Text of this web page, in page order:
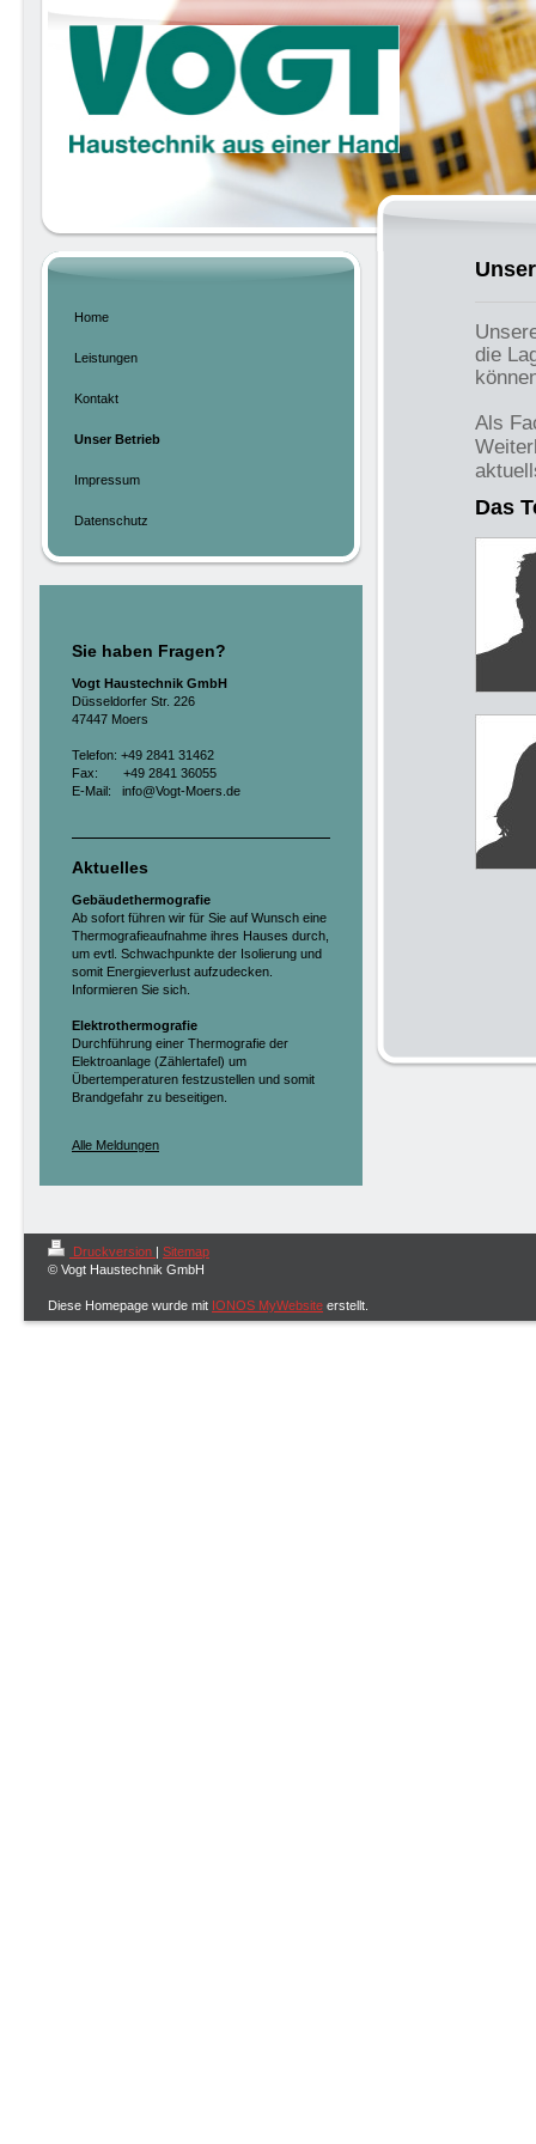
die
Als
Das
Home
Leistungen
Kontakt
Unser Betrieb
Impressum
Datenschutz
Sie haben Fragen?
Vogt Haustechnik GmbH
Düsseldorfer Str. 226
47447 Moers
Telefon: +49 2841 31462
Fax: +49 2841 36055
E-Mail: info@Vogt-Moers.de
Aktuelles
Gebäudethermografie
Ab sofort führen wir für Sie auf Wunsch eine
Thermografieaufnahme ihres Hauses durch,
um evtl. Schwachpunkte der Isolierung und
somit Energieverlust aufzudecken.
Informieren Sie sich.
Elektrothermografie
Durchführung einer Thermografie der
Elektroanlage (Zählertafel) um
Übertemperaturen festzustellen und somit
Brandgefahr zu beseitigen.
Alle Meldungen
Druckversion | Sitemap
© Vogt Haustechnik GmbH
Diese Homepage wurde mit IONOS MyWebsite erstellt.